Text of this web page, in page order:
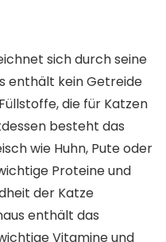
sich durch seine
enthält kein Getreide
die für Katzen
besteht das
wie Huhn, Pute oder
Proteine und
der Katze
enthält das
Vitamine und